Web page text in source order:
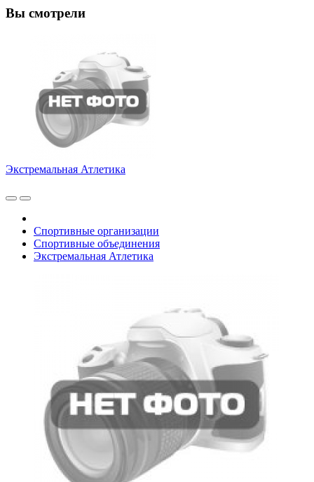
Вы смотрели
Экстремальная Атлетика
Спортивные организации
Спортивные объединения
Экстремальная Атлетика